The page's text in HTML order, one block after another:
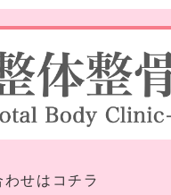
せはコチラ